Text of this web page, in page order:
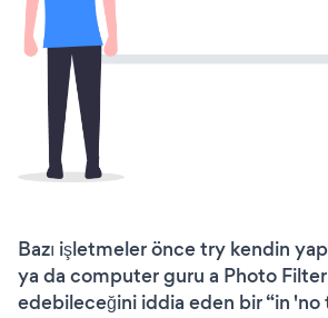
Bazı işletmeler önce try kendin
ya da computer guru a Photo
edebileceğini iddia eden bir “in 'no